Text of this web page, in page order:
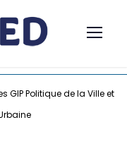
GIP Politique de la Ville et